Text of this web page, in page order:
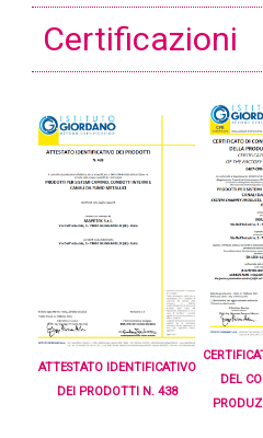
Certificazioni
ATTESTATO IDENTIFICATIVO
DEI PRODOTTI N. 438
DEL